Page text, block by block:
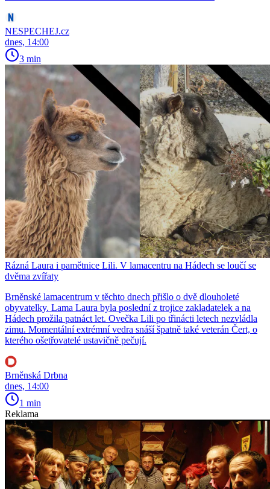
NESPECHEJ.cz
dnes, 14:00
3 min
Rázná Laura i pamětnice Lili. V lamacentru na Hádech se loučí se
dvěma zvířaty
Brněnské lamacentrum v těchto dnech přišlo o dvě dlouholeté
obyvatelky. Lama Laura byla poslední z trojice zakladatelek a na
Hádech prožila patnáct let. Ovečka Lili po třinácti letech nezvládla
zimu. Momentální extrémní vedra snáší špatně také veterán Čert, o
kterého ošetřovatelé ustavičně pečují.
Brněnská Drbna
dnes, 14:00
1 min
Reklama